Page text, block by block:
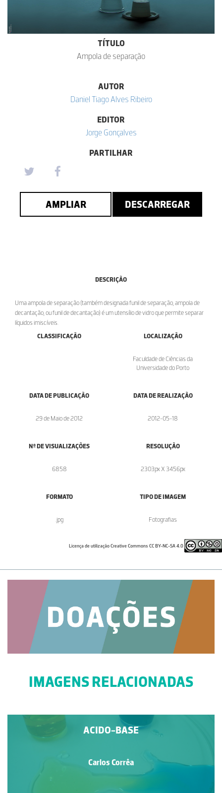
TÍTULO
Ampola de separação
AUTOR
Daniel Tiago Alves Ribeiro
EDITOR
Jorge Gonçalves
PARTILHAR
AMPLIAR DESCARREGAR
DESCRIÇÃO
Uma ampola de separação (também designada funil de separação, ampola de
decantação, ou funil de decantação) é um utensílio de vidro que permite separar
líquidos imiscíveis.
CLASSIFICAÇÃO
LOCALIZAÇÃO
Faculdade de Ciências da
Universidade do Porto
DATA DE PUBLICAÇÃO
29 de Maio de 2012
DATA DE REALIZAÇÃO
2012-05-18
Nº DE VISUALIZAÇÕES
6858
RESOLUÇÃO
2303px X 3456px
FORMATO
.jpg
TIPO DE IMAGEM
Fotografias
Licença de utilização Creative Commons CC BY-NC-SA 4.0
IMAGENS RELACIONADAS
ACIDO-BASE
Carlos Corrêa